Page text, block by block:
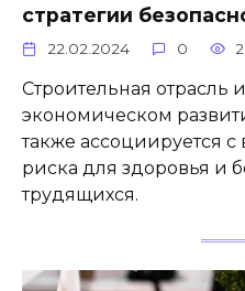
стратегии
22.02.2024 0 2
Строительная отрасль
экономическом
также ассоциируется
риска для здоровья и
трудящихся.